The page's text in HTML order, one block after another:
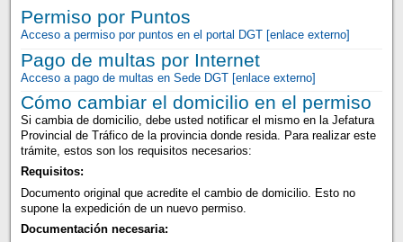
Permiso por Puntos
Acceso a permiso por puntos en el portal DGT [enlace externo]
Pago de multas por Internet
Acceso a pago de multas en Sede DGT [enlace externo]
Cómo cambiar el domicilio en el permiso
Si cambia de domicilio, debe usted notificar el mismo en la Jefatura
Provincial de Tráfico de la provincia donde resida. Para realizar este
trámite, estos son los requisitos necesarios:
Requisitos:
Documento original que acredite el cambio de domicilio. Esto no
supone la expedición de un nuevo permiso.
Documentación necesaria: